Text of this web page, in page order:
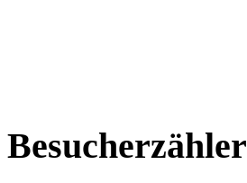
Besucherzähler